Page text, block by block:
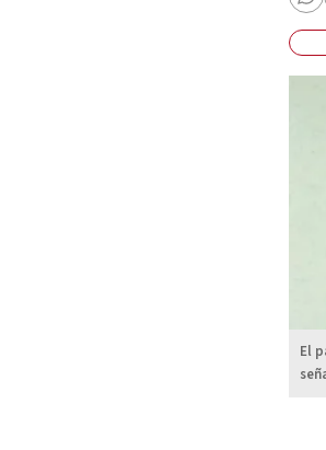
El